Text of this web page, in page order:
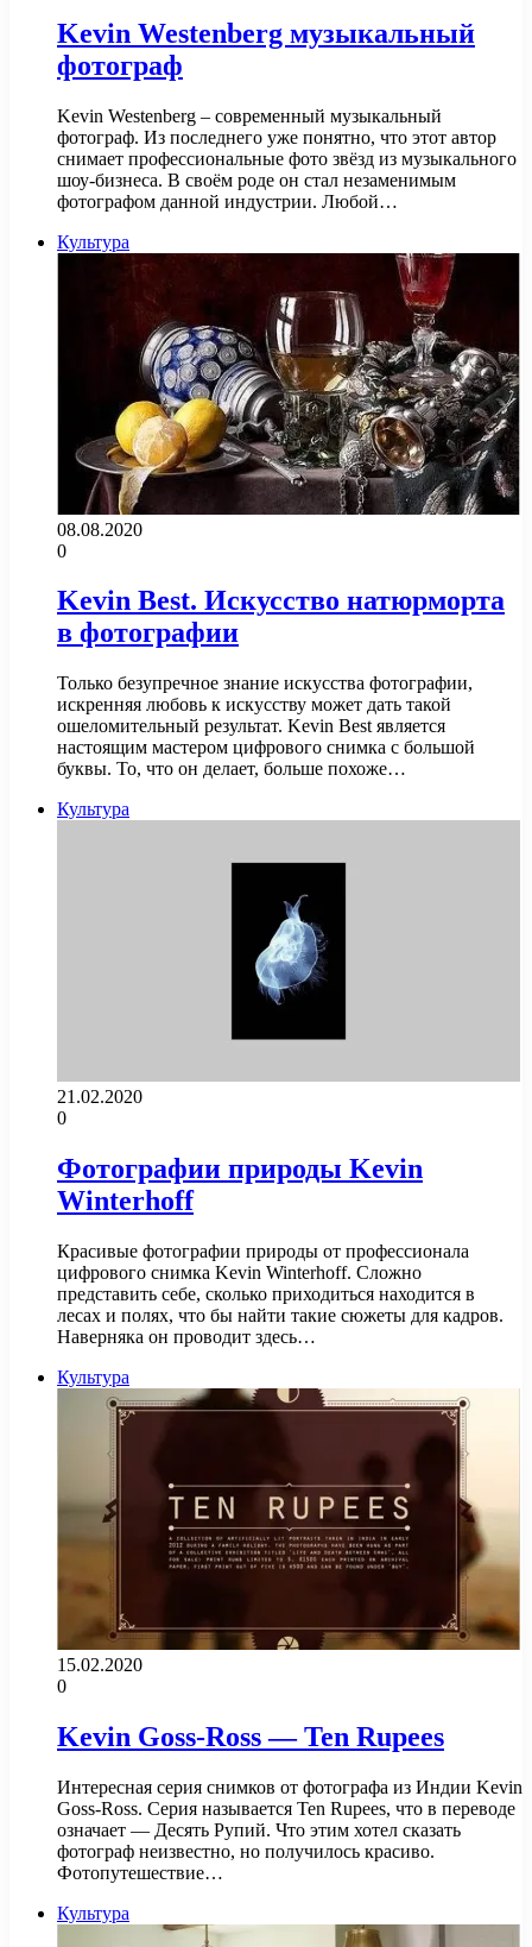
Kevin Westenberg музыкальный
фотограф
Kevin Westenberg – современный музыкальный
фотограф. Из последнего уже понятно, что этот автор
снимает профессиональные фото звёзд из музыкального
шоу-бизнеса. В своём роде он стал незаменимым
фотографом данной индустрии. Любой…
Культура
08.08.2020
0
Kevin Best. Искусство натюрморта
в фотографии
Только безупречное знание искусства фотографии,
искренняя любовь к искусству может дать такой
ошеломительный результат. Kevin Best является
настоящим мастером цифрового снимка с большой
буквы. То, что он делает, больше похоже…
Культура
21.02.2020
0
Фотографии природы Kevin
Winterhoff
Красивые фотографии природы от профессионала
цифрового снимка Kevin Winterhoff. Сложно
представить себе, сколько приходиться находится в
лесах и полях, что бы найти такие сюжеты для кадров.
Наверняка он проводит здесь…
Культура
15.02.2020
0
Kevin Goss-Ross — Ten Rupees
Интересная серия снимков от фотографа из Индии Kevin
Goss-Ross. Серия называется Ten Rupees, что в переводе
означает — Десять Рупий. Что этим хотел сказать
фотограф неизвестно, но получилось красиво.
Фотопутешествие…
Культура